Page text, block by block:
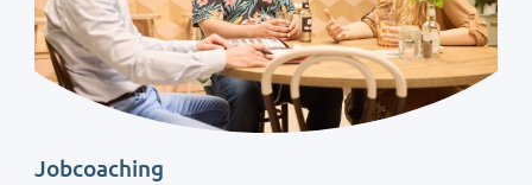
Jobcoaching